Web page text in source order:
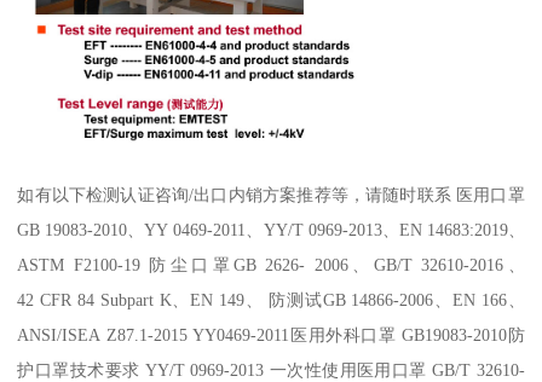
如有以下检测认证咨询/出口内销方案推荐等，请随时联系 医用口罩
GB 19083-2010、YY 0469-2011、YY/T 0969-2013、EN 14683:2019、
ASTM F2100-19 防尘口罩GB 2626- 2006、GB/T 32610-2016、
42 CFR 84 Subpart K、EN 149、 防测试GB 14866-2006、EN 166、
ANSI/ISEA Z87.1-2015 YY0469-2011医用外科口罩 GB19083-2010防
护口罩技术要求 YY/T 0969-2013 一次性使用医用口罩 GB/T 32610-